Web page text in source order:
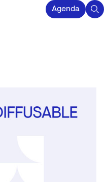
Agenda